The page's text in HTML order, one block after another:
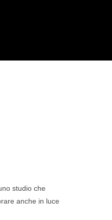
studio che
anche in luce